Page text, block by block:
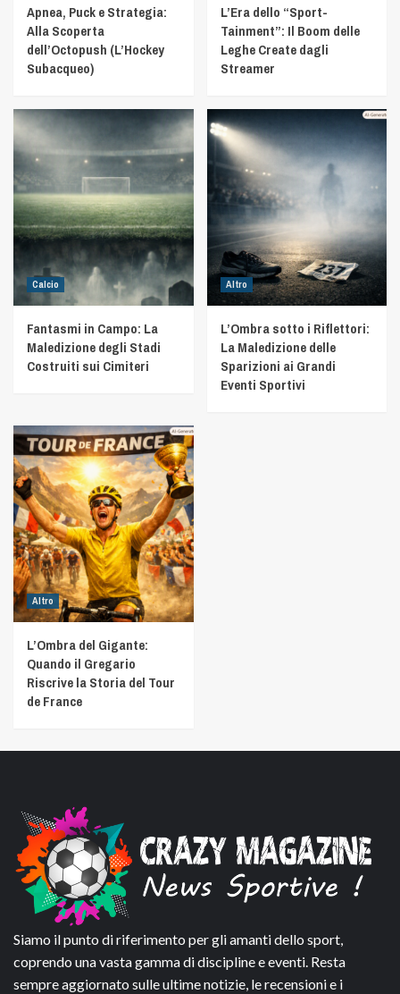
Apnea, Puck e Strategia:
Alla Scoperta
dell’Octopush (L’Hockey
Subacqueo)
L’Era dello “Sport-
Tainment”: Il Boom delle
Leghe Create dagli
Streamer
Calcio
Fantasmi in Campo: La
Maledizione degli Stadi
Costruiti sui Cimiteri
Altro
L’Ombra sotto i Riflettori:
La Maledizione delle
Sparizioni ai Grandi
Eventi Sportivi
Altro
L’Ombra del Gigante:
Quando il Gregario
Riscrive la Storia del Tour
de France
Siamo il punto di riferimento per gli amanti dello sport,
coprendo una vasta gamma di discipline e eventi. Resta
sempre aggiornato sulle ultime notizie, le recensioni e i